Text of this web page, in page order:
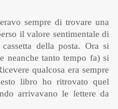
sempre di trovare una
il valore sentimentale di
della posta. Ora si
neanche tanto tempo fa) si
qualcosa era sempre
libro ho ritrovato quel
arrivavano le lettere da